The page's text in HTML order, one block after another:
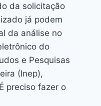
da solicitação
já podem
da análise no
do
e Pesquisas
(Inep),
preciso fazer o